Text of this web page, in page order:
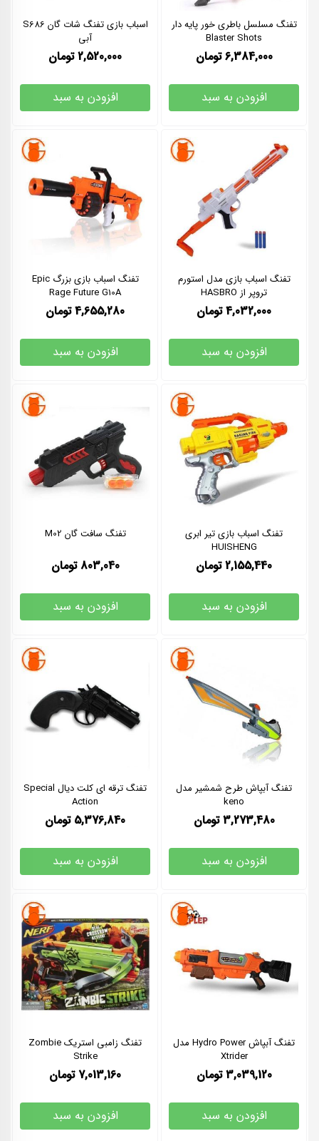
تفنگ مسلسل باطری خور پایه دار
Blaster Shots
6,384,000 تومان
افزودن به سبد
اسباب بازی تفنگ شات گان S686
آبی
2,520,000 تومان
افزودن به سبد
تفنگ اسباب بازی مدل استورم
تروپر از HASBRO
4,032,000 تومان
افزودن به سبد
تفنگ اسباب بازی بزرگ Epic
Rage Future G10A
4,655,280 تومان
افزودن به سبد
تفنگ اسباب بازی تیر ابری
HUISHENG
2,155,440 تومان
افزودن به سبد
تفنگ سافت گان M02
803,040 تومان
افزودن به سبد
تفنگ آبپاش طرح شمشیر مدل
keno
3,273,480 تومان
افزودن به سبد
تفنگ ترقه ای کلت دیال Special
Action
5,376,840 تومان
افزودن به سبد
تفنگ آبپاش Hydro Power مدل
Xtrider
3,039,120 تومان
افزودن به سبد
تفنگ زامبی استریک Zombie
Strike
7,013,160 تومان
افزودن به سبد